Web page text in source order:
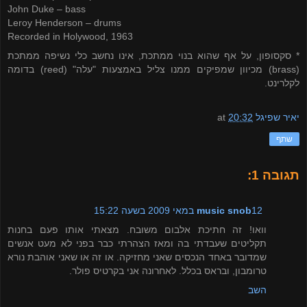
John Duke – bass
Leroy Henderson – drums
Recorded in Holywood, 1963
* סקסופון, על אף שהוא בנוי ממתכת, אינו נחשב כלי נשיפה ממתכת
(
brass) מכיוון שמפיקים ממנו צליל באמצעות "עלה" (reed) בדומה
לקלרינט.
יאיר שפיגל at 20:32
שתף
תגובה 1:
music snob12 במאי 2009 בשעה 15:22
וואו! זה חתיכת אלבום משובח. מצאתי אותו פעם בחנות
תקליטים שעבדתי בה ומאז הצהרתי כבר בפני לא מעט אנשים
שמדובר באחד הנכסים שאני מחזיקה. או זה או שאני אוהבת נורא
טרומבון, ובראס בכלל. לאחרונה אני בקרטיס פולר.
השב